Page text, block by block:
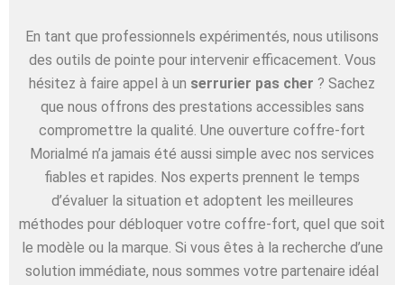
En tant que professionnels expérimentés, nous utilisons
des outils de pointe pour intervenir efficacement. Vous
hésitez à faire appel à un serrurier pas cher ? Sachez
que nous offrons des prestations accessibles sans
compromettre la qualité. Une ouverture coffre-fort
Morialmé n’a jamais été aussi simple avec nos services
fiables et rapides. Nos experts prennent le temps
d’évaluer la situation et adoptent les meilleures
méthodes pour débloquer votre coffre-fort, quel que soit
le modèle ou la marque. Si vous êtes à la recherche d’une
solution immédiate, nous sommes votre partenaire idéal